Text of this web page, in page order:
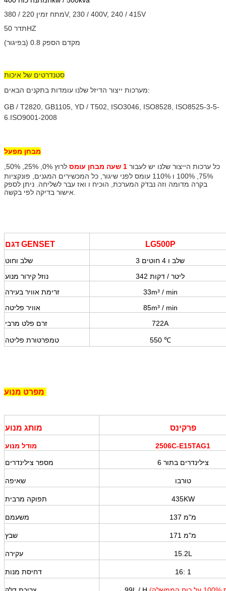
מתח זמין 220 / 380V, 230 / 400V, 240 / 415V
תדר 50HZ
מקדם הספק 0.8 (בפיגור)
סטנדרטים של איכות
מערכות ייצור הדיזל שלנו עומדות בתקנים הבאים:
GB / T2820, GB1105, YD / T502, ISO3046, ISO8528, ISO8525-3-5-
6.ISO9001-2008
מבחן מפעל
כל ערכות הייצור שלנו יש לעבור 1 שעה מבחן עומס
75%, 100% ו 110% עומס לפני שיגור, כל המכשירים המגנים, פונקציות
בקרה מדומה וזה נבדק המערכת, הוכיח ו ואז עבר לשליחה. ניתן לספק
דגם GENSET LG500P
שלב וחוט
3 שלב ו 4 חוטים
נוזל קירור מנוע
342 ליטר / דקות
זרימת אוויר בעירה
33m³ / min
אוויר פליטה
85m³ / min
זרם פלט מרבי
722A
טמפרטורת פליטה 550℃
מפרט
מותג מנוע פרקינס
מודל מנוע 2506C-E15TAG1
מספר צילינדרים 6 צילינדרים בתור
שאיפה טורבו
תפוקה מרבית 435KW
משעמם 137 מ"מ
שבץ 171 מ"מ
עקירה 15.2L
דחיסת מנות 16: 1